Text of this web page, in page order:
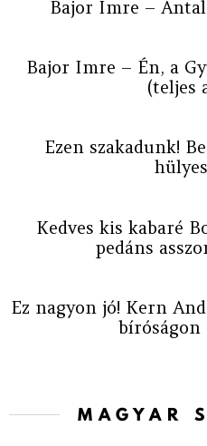
Bajor Imre –
Bajor Imre – Én, a
(teljes
Ezen szakadunk!
Kedves kis kabaré
pedáns
Ez nagyon jó! Kern
bíróságon
MAGYAR